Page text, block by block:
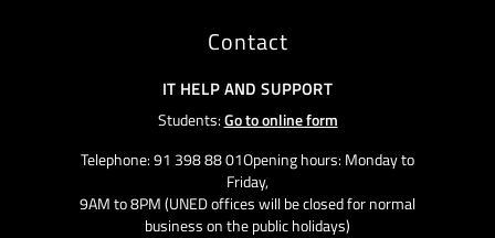
Contact
IT HELP AND SUPPORT
Students:Go to online form
Telephone: 91 398 88 01Opening hours: Monday to
Friday,
9AM to 8PM (UNED offices will be closed for normal
business on the public holidays)